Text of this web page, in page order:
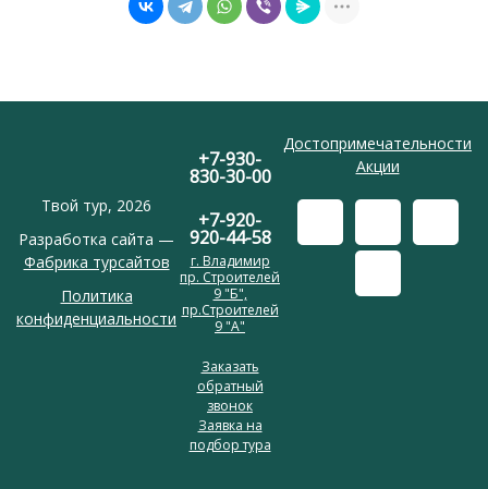
Твой тур, 2026
Разработка сайта —
Фабрика турсайтов
Политика
конфиденциальности
Достопримечательности
Акции
+7-930-
830-30-00
+7-920-
920-44-58
г. Владимир
пр. Строителей
9 "Б",
пр.Строителей
9 "А"
Заказать
обратный
звонок
Заявка на
подбор тура